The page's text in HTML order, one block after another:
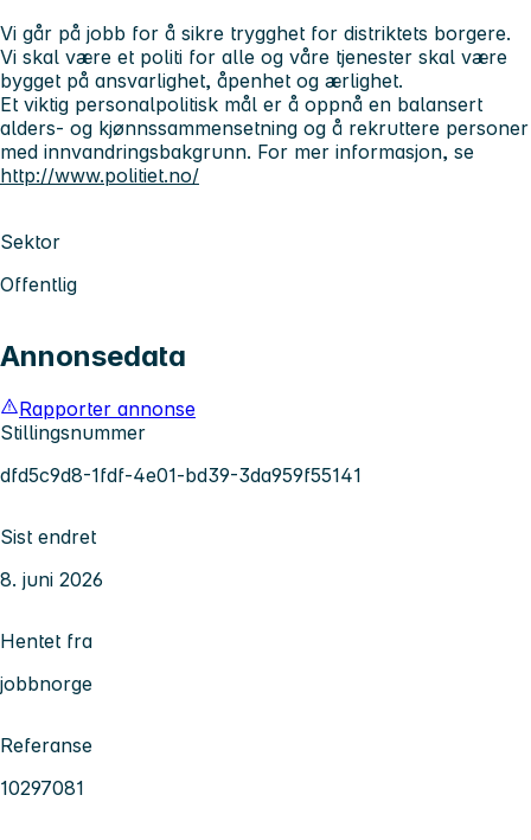
Vi går på jobb for å sikre trygghet for distriktets borgere.
Vi skal være et politi for alle og våre tjenester skal være
bygget på ansvarlighet, åpenhet og ærlighet.
Et viktig personalpolitisk mål er å oppnå en balansert
alders- og kjønnssammensetning og å rekruttere personer
med innvandringsbakgrunn. For mer informasjon, se
http://www.politiet.no/
Sektor
Offentlig
Annonsedata
Rapporter annonse
Stillingsnummer
dfd5c9d8-1fdf-4e01-bd39-3da959f55141
Sist endret
8. juni 2026
Hentet fra
jobbnorge
Referanse
10297081